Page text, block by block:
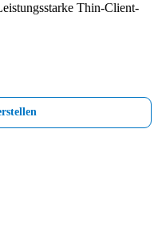
Thin-Client-